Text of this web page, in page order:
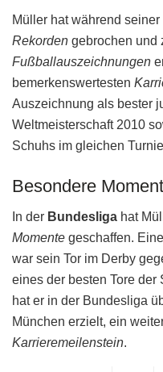
Müller hat während
Rekorden gebrochen und
Fußballauszeichnungen
bemerkenswertesten
Auszeichnung als bester
Weltmeisterschaft 2010
Schuhs im gleichen
Besondere
In der Bundesliga hat
Momente geschaffen.
war sein Tor im Derby
eines der besten Tore
hat er in der Bundesliga
München erzielt, ein
Karrieremeilenstein.